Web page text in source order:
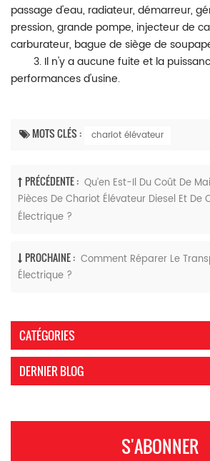
passage d'eau, radiateur, démarreur,
pression, grande pompe, injecteur de
carburateur, bague de siège de
3. Il n'y a aucune fuite et la
performances d'usine.
MOTS CLÉS : chariot élévateur
PRÉCÉDENTE : Qu’en Est-Il Du Coût De
Pièces De Chariot Élévateur Diesel Et De
Électrique ?
PROCHAINE : Comment Réparer Le
Électrique ?
CATÉGORIES
DERNIER BLOG
S'ABONNER